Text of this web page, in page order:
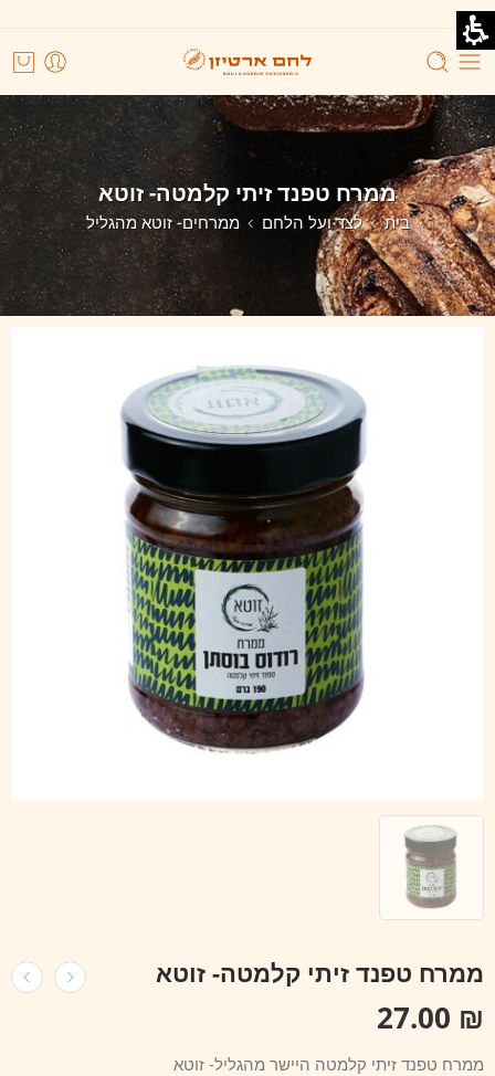
ממרח טפנד זיתי קלמטה- זוטא
בית לצד ועל הלחם ממרחים- זוטא מהגליל
ממרח טפנד זיתי קלמטה- זוטא
₪
ממרח טפנד זיתי קלמטה היישר מהגליל- זוטא